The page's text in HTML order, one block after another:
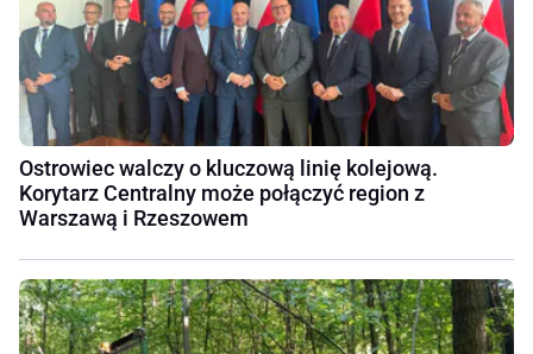
Ostrowiec walczy o kluczową linię kolejową.
Korytarz Centralny może połączyć region z
Warszawą i Rzeszowem